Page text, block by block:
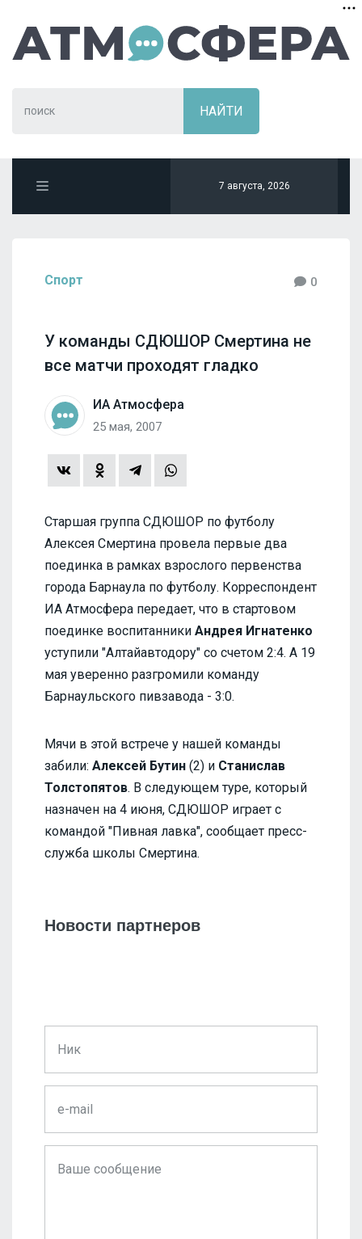
7 августа, 2026
Спорт 0
У команды СДЮШОР Смертина не
все матчи проходят гладко
ИА Атмосфера
25 мая, 2007
Старшая группа СДЮШОР по футболу
Алексея Смертина провела первые два
поединка в рамках взрослого первенства
города Барнаула по футболу. Корреспондент
ИА Атмосфера передает, что в стартовом
поединке воспитанники Андрея Игнатенко
уступили "Алтайавтодору" со счетом 2:4. А 19
мая уверенно разгромили команду
Барнаульского пивзавода - 3:0.
Мячи в этой встрече у нашей команды
забили: Алексей Бутин (2) и Станислав
Толстопятов. В следующем туре, который
назначен на 4 июня, СДЮШОР играет с
командой "Пивная лавка", сообщает пресс-
служба школы Смертина.
Новости партнеров